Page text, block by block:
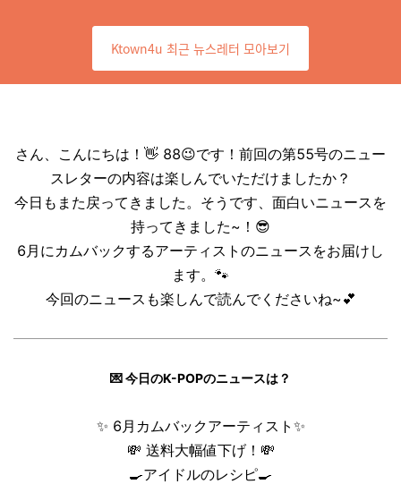
Ktown4u 최근 뉴스레터 모아보기
さん、こんにちは！👋 88😉です！前回の第55号のニュー
スレターの内容は楽しんでいただけましたか？
今日もまた戻ってきました。そうです、面白いニュースを
持ってきました~！😎
6月にカムバックするアーティストのニュースをお届けし
ます。🐾
今回のニュースも楽しんで読んでくださいね~💕
💌今日のK-POPのニュースは？
✨ 6月カムバックアーティスト ✨
💸 送料大幅値下げ！ 💸
🍳アイドルのレシピ🍳